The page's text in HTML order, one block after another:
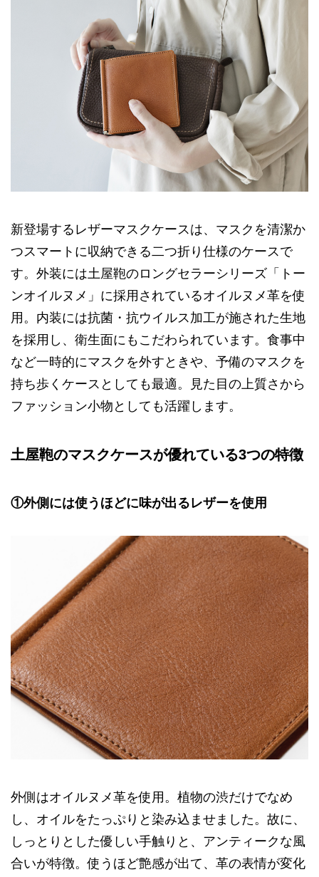
新登場するレザーマスクケースは、マスクを清潔か
つスマートに収納できる二つ折り仕様のケースで
す。外装には土屋鞄のロングセラーシリーズ「トー
ンオイルヌメ」に採用されているオイルヌメ革を使
用。内装には抗菌・抗ウイルス加工が施された生地
を採用し、衛生面にもこだわられています。食事中
など一時的にマスクを外すときや、予備のマスクを
持ち歩くケースとしても最適。見た目の上質さから
ファッション小物としても活躍します。
土屋鞄のマスクケースが優れている3つの特徴
①外側には使うほどに味が出るレザーを使用
外側はオイルヌメ革を使用。植物の渋だけでなめ
し、オイルをたっぷりと染み込ませました。故に、
しっとりとした優しい手触りと、アンティークな風
合いが特徴。使うほど艶感が出て、革の表情が変化